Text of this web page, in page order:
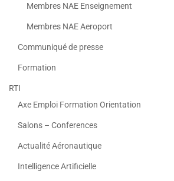
Membres NAE Enseignement
Membres NAE Aeroport
Communiqué de presse
Formation
RTI
Axe Emploi Formation Orientation
Salons – Conferences
Actualité Aéronautique
Intelligence Artificielle